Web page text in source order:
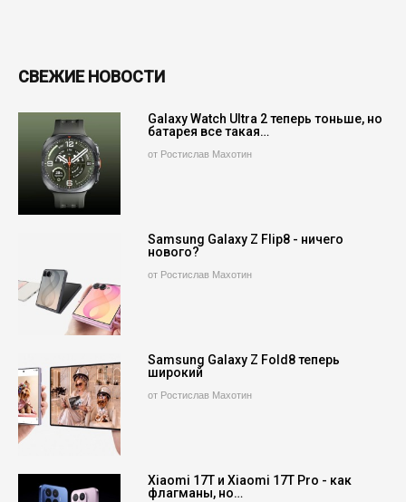
СВЕЖИЕ НОВОСТИ
Galaxy Watch Ultra 2 теперь тоньше, но
батарея все такая…
от Ростислав Махотин
Samsung Galaxy Z Flip8 - ничего
нового?
от Ростислав Махотин
Samsung Galaxy Z Fold8 теперь
широкий
от Ростислав Махотин
Xiaomi 17T и Xiaomi 17T Pro - как
флагманы, но…